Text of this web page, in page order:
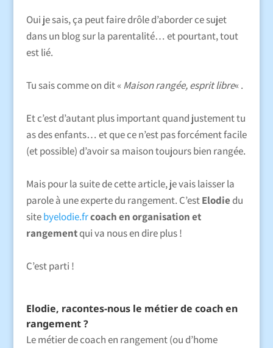
Oui je sais, ça peut faire drôle d’aborder ce sujet
dans un blog sur la parentalité… et pourtant, tout
est lié.
Tu sais comme on dit «Maison rangée, esprit libre« .
Et c’est d’autant plus important quand justement tu
as des enfants… et que ce n’est pas forcément facile
(et possible) d’avoir sa maison toujours bien rangée.
Mais pour la suite de cette article, je vais laisser la
parole à une experte du rangement. C’estElodiedu
sitebyelodie.frcoach en organisation et
rangementqui va nous en dire plus !
C’est parti !
Elodie, racontes-nous le métier de coach en
rangement ?
Le métier de coach en rangement (ou d’home